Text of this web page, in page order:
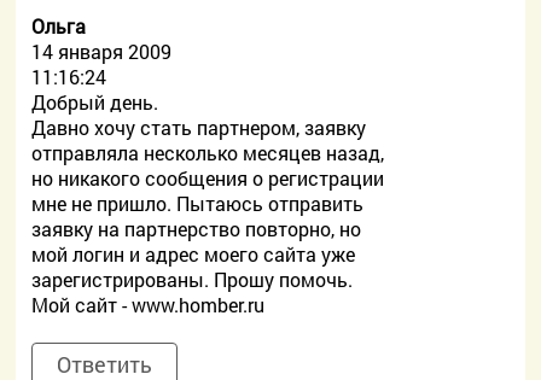
Ольга
14 января 2009
11:16:24
Добрый день.
Давно хочу стать партнером, заявку
отправляла несколько месяцев назад,
но никакого сообщения о регистрации
мне не пришло. Пытаюсь отправить
заявку на партнерство повторно, но
мой логин и адрес моего сайта уже
зарегистрированы. Прошу помочь.
Мой сайт - www.homber.ru
Ответить